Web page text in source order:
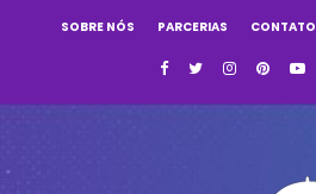
SOBRE NÓS PARCERIAS CONTATO